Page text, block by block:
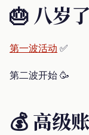
🎂 八岁了
第一波活动 ✅
第二波开始 🥳
💰 高级